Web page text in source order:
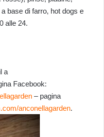
base di farro, hot dogs e
alle 24.
a
Facebook:
– pagina
anconellagarden.